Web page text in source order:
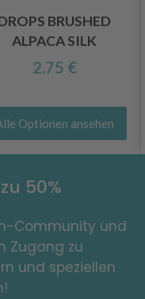
BRUSHED
ALPACA SILK
2.75 €
Optionen ansehen
50%
Community und
Zugang zu
und speziellen